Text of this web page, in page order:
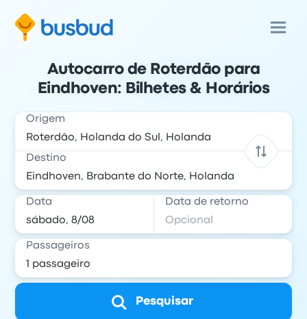
Autocarro de Roterdão para
Eindhoven: Bilhetes & Horários
Origem
Destino
Data Data de retorno
Passageiros
Pesquisar